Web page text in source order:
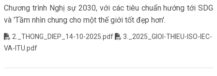
Chương trình Nghị sự 2030, với các tiêu chuẩn hướng tới SDG
và 'Tầm nhìn chung cho một thế giới tốt đẹp hơn'.
2._THONG_DIEP_14-10-2025.pdf
3._2025_GIOI-THIEU-ISO-IEC-
VA-ITU.pdf